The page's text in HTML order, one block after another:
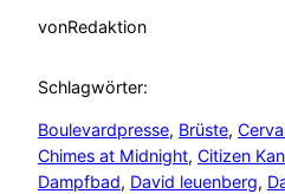
vonRedaktion
Schlagwörter:
Boulevardpresse, Brüste,
Chimes at Midnight, Citizen
Dampfbad, David leuenberg,